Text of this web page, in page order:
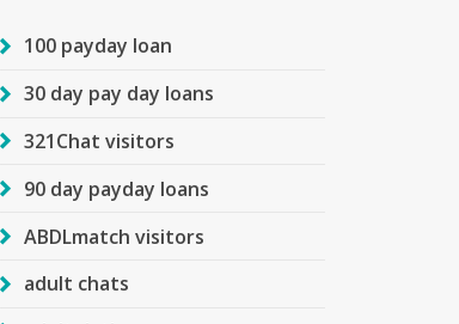
100 payday loan
30 day pay day loans
321Chat visitors
90 day payday loans
ABDLmatch visitors
adult chats